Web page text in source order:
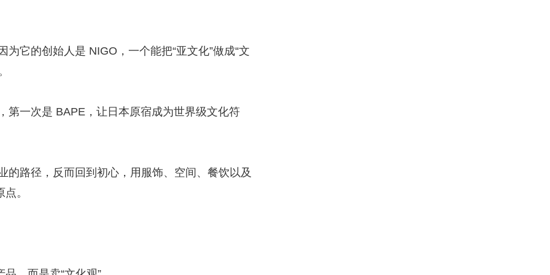
它的创始人是 NIGO，一个能把“亚文化”做成“文
第一次是 BAPE，让日本原宿成为世界级文化符
的路径，反而回到初心，用服饰、空间、餐饮以及
。